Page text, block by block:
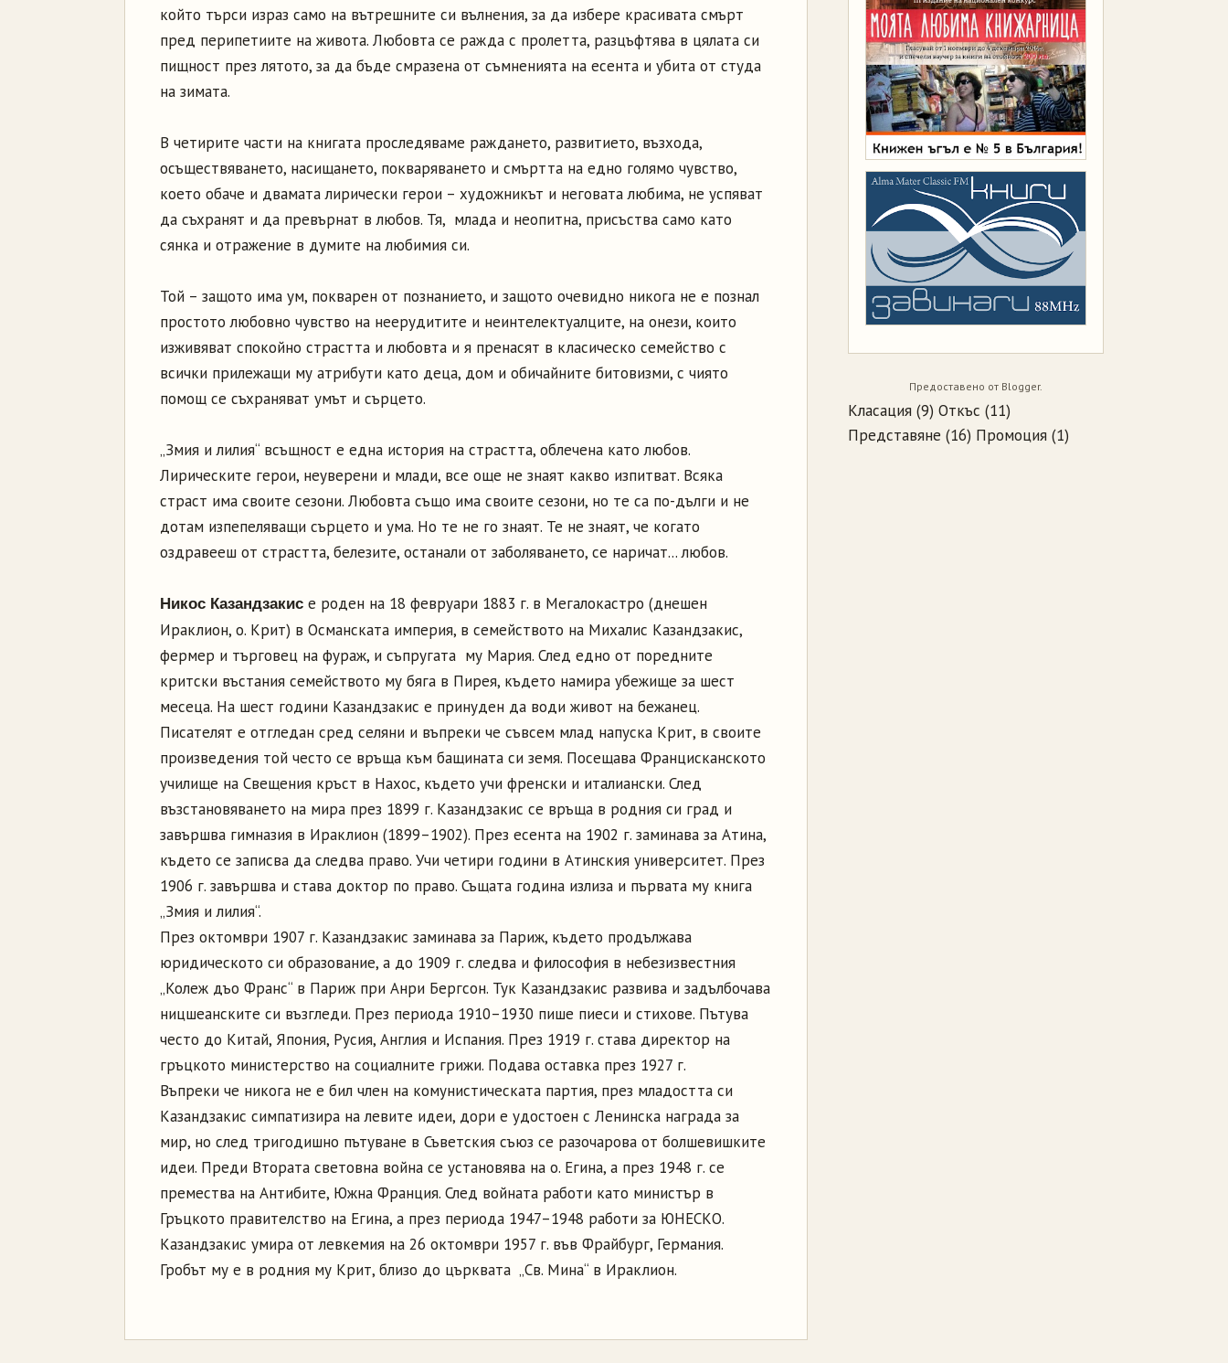
който търси израз само на вътрешните си вълнения, за да избере красивата смърт
пред перипетиите на живота. Любовта се ражда с пролетта, разцъфтява в цялата си
пищност през лятото, за да бъде смразена от съмненията на есента и убита от студа
на зимата.
В четирите части на книгата проследяваме раждането, развитието, възхода,
осъществяването, насищането, покваряването и смъртта на едно голямо чувство,
което обаче и двамата лирически герои – художникът и неговата любима, не успяват
да съхранят и да превърнат в любов. Тя, млада и неопитна, присъства само като
сянка и отражение в думите на любимия си.
Той – защото има ум, покварен от познанието, и защото очевидно никога не е познал
простото любовно чувство на неерудитите и неинтелектуалците, на онези, които
изживяват спокойно страстта и любовта и я пренасят в класическо семейство с
всички прилежащи му атрибути като деца, дом и обичайните битовизми, с чиято
помощ се съхраняват умът и сърцето.
„Змия и лилия“ всъщност е една история на страстта, облечена като любов.
Лирическите герои, неуверени и млади, все още не знаят какво изпитват. Всяка
страст има своите сезони. Любовта също има своите сезони, но те са по-дълги и не
дотам изпепеляващи сърцето и ума. Но те не го знаят. Те не знаят, че когато
оздравееш от страстта, белезите, останали от заболяването, се наричат... любов.
Никос Казандзакис е роден на 18 февруари 1883 г. в Мегалокастро (днешен
Ираклион, о. Крит) в Османската империя, в семейството на Михалис Казандзакис,
фермер и търговец на фураж, и съпругата му Мария. След едно от поредните
критски въстания семейството му бяга в Пирея, където намира убежище за шест
месеца. На шест години Казандзакис е принуден да води живот на бежанец.
Писателят е отгледан сред селяни и въпреки че съвсем млад напуска Крит, в своите
произведения той често се връща към бащината си земя. Посещава Францисканското
училище на Свещения кръст в Нахос, където учи френски и италиански. След
възстановяването на мира през 1899 г. Казандзакис се връща в родния си град и
завършва гимназия в Ираклион (1899–1902). През есента на 1902 г. заминава за Атина,
където се записва да следва право. Учи четири години в Атинския университет. През
1906 г. завършва и става доктор по право. Същата година излиза и първата му книга
„Змия и лилия“.
През октомври 1907 г. Казандзакис заминава за Париж, където продължава
юридическото си образование, а до 1909 г. следва и философия в небезизвестния
„Колеж дъо Франс“ в Париж при Анри Бергсон. Тук Казандзакис развива и задълбочава
ницшеанските си възгледи. През периода 1910–1930 пише пиеси и стихове. Пътува
често до Китай, Япония, Русия, Англия и Испания. През 1919 г. става директор на
гръцкото министерство на социалните грижи. Подава оставка през 1927 г.
Въпреки че никога не е бил член на комунистическата партия, през младостта си
Казандзакис симпатизира на левите идеи, дори е удостоен с Ленинска награда за
мир, но след тригодишно пътуване в Съветския съюз се разочарова от болшевишките
идеи. Преди Втората световна война се установява на о. Егина, а през 1948 г. се
премества на Антибите, Южна Франция. След войната работи като министър в
Гръцкото правителство на Егина, а през периода 1947–1948 работи за ЮНЕСКО.
Казандзакис умира от левкемия на 26 октомври 1957 г. във Фрайбург, Германия.
Гробът му е в родния му Крит, близо до църквата „Св. Мина“ в Ираклион.
Предоставено от Blogger.
Класация (9) Откъс (11)
Представяне (16) Промоция (1)